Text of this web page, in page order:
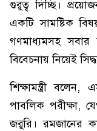
গুরুত্ব দিচ্ছি।
একটি সামষ্টিক
গণমাধ্যমসহ সবার
বিবেচনায় নিয়েই
শিক্ষামন্ত্রী
পাবলিক পরীক্ষা,
জরুরি। রমজানের